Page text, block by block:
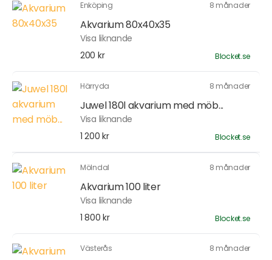
Enköping 8 månader
Akvarium 80x40x35
Visa liknande
200 kr
Blocket.se
Härryda 8 månader
Juwel 180l akvarium med möb...
Visa liknande
1 200 kr
Blocket.se
Mölndal 8 månader
Akvarium 100 liter
Visa liknande
1 800 kr
Blocket.se
Västerås 8 månader